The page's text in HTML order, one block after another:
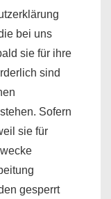
bei uns
sie für ihre
sind
Sofern
sie für
gesperrt